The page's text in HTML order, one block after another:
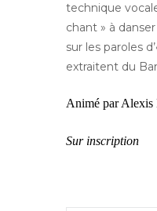
technique
chant » à
sur les paroles
extraitent du
Animé par Alexis
Sur inscription